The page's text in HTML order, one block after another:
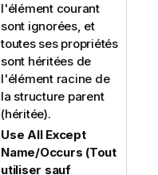
l'élément courant
sont ignorées, et
toutes ses propriétés
sont héritées de
l'élément racine de
la structure parent
(héritée).
Use All Except
Name/Occurs (Tout
utiliser sauf